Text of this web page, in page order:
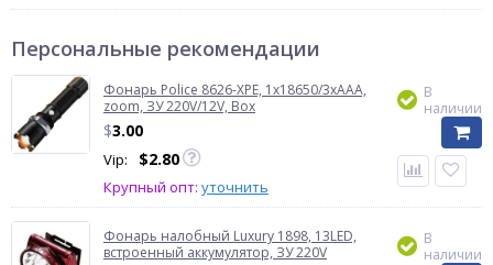
Персональные рекомендации
Фонарь Police 8626-XPE, 1х18650/3xAAA,
zoom, ЗУ 220V/12V, Box
$3.00
Vip: $2.80
Крупный опт: уточнить
В
наличии
Фонарь налобный Luxury 1898, 13LED,
встроенный аккумулятор, ЗУ 220V
В
наличии